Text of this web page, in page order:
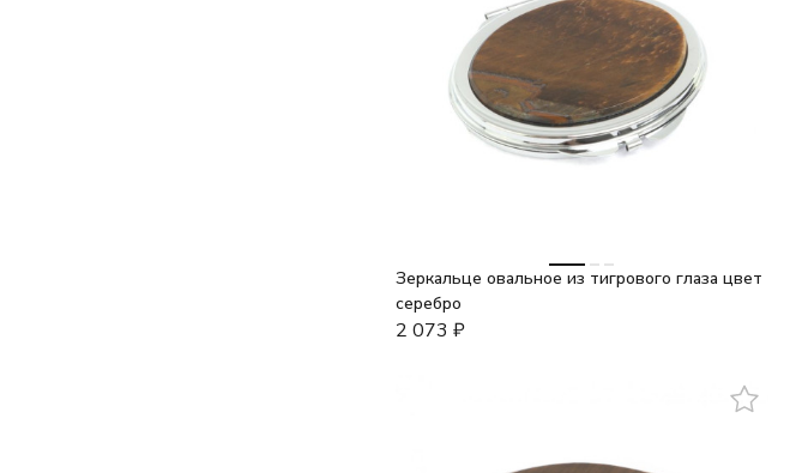
Зеркальце овальное из тигрового глаза цвет
серебро
2 073 ₽